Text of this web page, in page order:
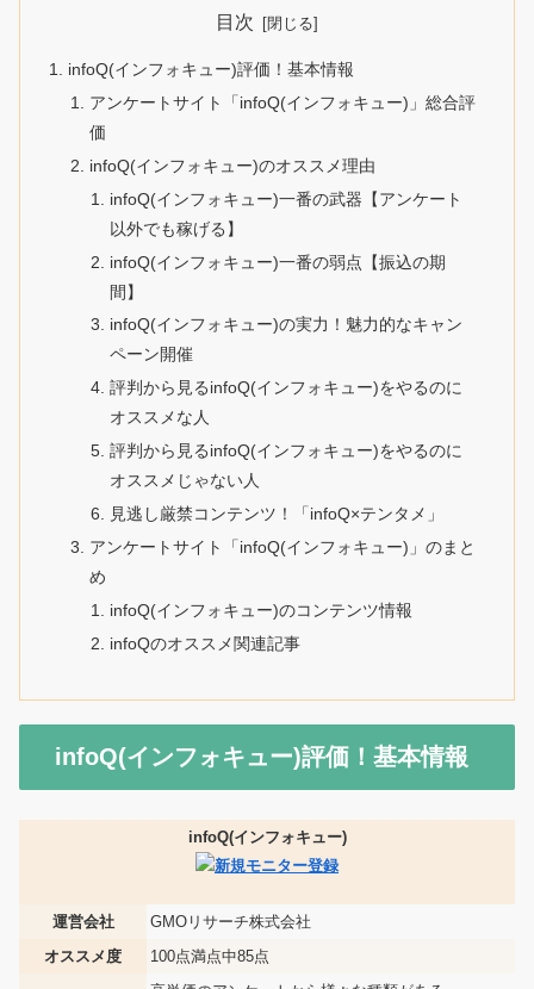
目次
infoQ(インフォキュー)評価！基本情報
アンケートサイト「infoQ(インフォキュー)」総合評
価
infoQ(インフォキュー)のオススメ理由
infoQ(インフォキュー)一番の武器【アンケート
以外でも稼げる】
infoQ(インフォキュー)一番の弱点【振込の期
間】
infoQ(インフォキュー)の実力！魅力的なキャン
ペーン開催
評判から見るinfoQ(インフォキュー)をやるのに
オススメな人
評判から見るinfoQ(インフォキュー)をやるのに
オススメじゃない人
見逃し厳禁コンテンツ！「infoQ×テンタメ」
アンケートサイト「infoQ(インフォキュー)」のまと
め
infoQ(インフォキュー)のコンテンツ情報
infoQのオススメ関連記事
infoQ(インフォキュー)評価！基本情報
infoQ(インフォキュー)
運営会社
GMOリサーチ株式会社
オススメ度
100点満点中85点